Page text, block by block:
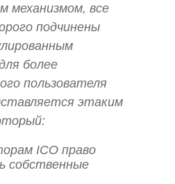
механизмом, все
подчинены
более
пользователя
этаким
ICO право
собственные